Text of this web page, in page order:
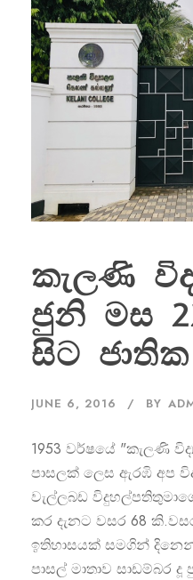
කැලණි
ජුනි මස
සිට
JUNE 6, 2016 BY
1953 වර්ෂයේ "කැලණි
පාසලක් ලෙස ඇරඹි අප
වැල්ලබඩ
කර දැනට වසර 68
ඉතිහාසයක් සමගින්
පාසල් මාතාව සාඩම්බර